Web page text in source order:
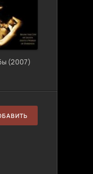
Скачать
Скачать
Скачать
(2007)